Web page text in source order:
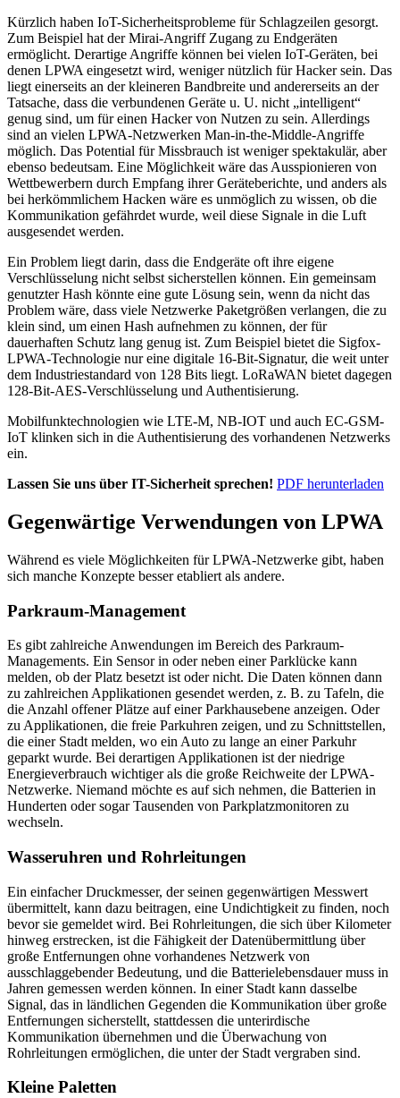
Kürzlich haben IoT-Sicherheitsprobleme für Schlagzeilen gesorgt.
Zum Beispiel hat der Mirai-Angriff Zugang zu Endgeräten
ermöglicht. Derartige Angriffe können bei vielen IoT-Geräten, bei
denen LPWA eingesetzt wird, weniger nützlich für Hacker sein. Das
liegt einerseits an der kleineren Bandbreite und andererseits an der
Tatsache, dass die verbundenen Geräte u. U. nicht „intelligent“
genug sind, um für einen Hacker von Nutzen zu sein. Allerdings
sind an vielen LPWA-Netzwerken Man-in-the-Middle-Angriffe
möglich. Das Potential für Missbrauch ist weniger spektakulär, aber
ebenso bedeutsam. Eine Möglichkeit wäre das Ausspionieren von
Wettbewerbern durch Empfang ihrer Geräteberichte, und anders als
bei herkömmlichem Hacken wäre es unmöglich zu wissen, ob die
Kommunikation gefährdet wurde, weil diese Signale in die Luft
ausgesendet werden.
Ein Problem liegt darin, dass die Endgeräte oft ihre eigene
Verschlüsselung nicht selbst sicherstellen können. Ein gemeinsam
genutzter Hash könnte eine gute Lösung sein, wenn da nicht das
Problem wäre, dass viele Netzwerke Paketgrößen verlangen, die zu
klein sind, um einen Hash aufnehmen zu können, der für
dauerhaften Schutz lang genug ist. Zum Beispiel bietet die Sigfox-
LPWA-Technologie nur eine digitale 16-Bit-Signatur, die weit unter
dem Industriestandard von 128 Bits liegt. LoRaWAN bietet dagegen
128-Bit-AES-Verschlüsselung und Authentisierung.
Mobilfunktechnologien wie LTE-M, NB-IOT und auch EC-GSM-
IoT klinken sich in die Authentisierung des vorhandenen Netzwerks
ein.
Lassen Sie uns über IT-Sicherheit sprechen! PDF herunterladen
Gegenwärtige Verwendungen von LPWA
Während es viele Möglichkeiten für LPWA-Netzwerke gibt, haben
sich manche Konzepte besser etabliert als andere.
Parkraum-Management
Es gibt zahlreiche Anwendungen im Bereich des Parkraum-
Managements. Ein Sensor in oder neben einer Parklücke kann
melden, ob der Platz besetzt ist oder nicht. Die Daten können dann
zu zahlreichen Applikationen gesendet werden, z. B. zu Tafeln, die
die Anzahl offener Plätze auf einer Parkhausebene anzeigen. Oder
zu Applikationen, die freie Parkuhren zeigen, und zu Schnittstellen,
die einer Stadt melden, wo ein Auto zu lange an einer Parkuhr
geparkt wurde. Bei derartigen Applikationen ist der niedrige
Energieverbrauch wichtiger als die große Reichweite der LPWA-
Netzwerke. Niemand möchte es auf sich nehmen, die Batterien in
Hunderten oder sogar Tausenden von Parkplatzmonitoren zu
wechseln.
Wasseruhren und Rohrleitungen
Ein einfacher Druckmesser, der seinen gegenwärtigen Messwert
übermittelt, kann dazu beitragen, eine Undichtigkeit zu finden, noch
bevor sie gemeldet wird. Bei Rohrleitungen, die sich über Kilometer
hinweg erstrecken, ist die Fähigkeit der Datenübermittlung über
große Entfernungen ohne vorhandenes Netzwerk von
ausschlaggebender Bedeutung, und die Batterielebensdauer muss in
Jahren gemessen werden können. In einer Stadt kann dasselbe
Signal, das in ländlichen Gegenden die Kommunikation über große
Entfernungen sicherstellt, stattdessen die unterirdische
Kommunikation übernehmen und die Überwachung von
Rohrleitungen ermöglichen, die unter der Stadt vergraben sind.
Kleine Paletten